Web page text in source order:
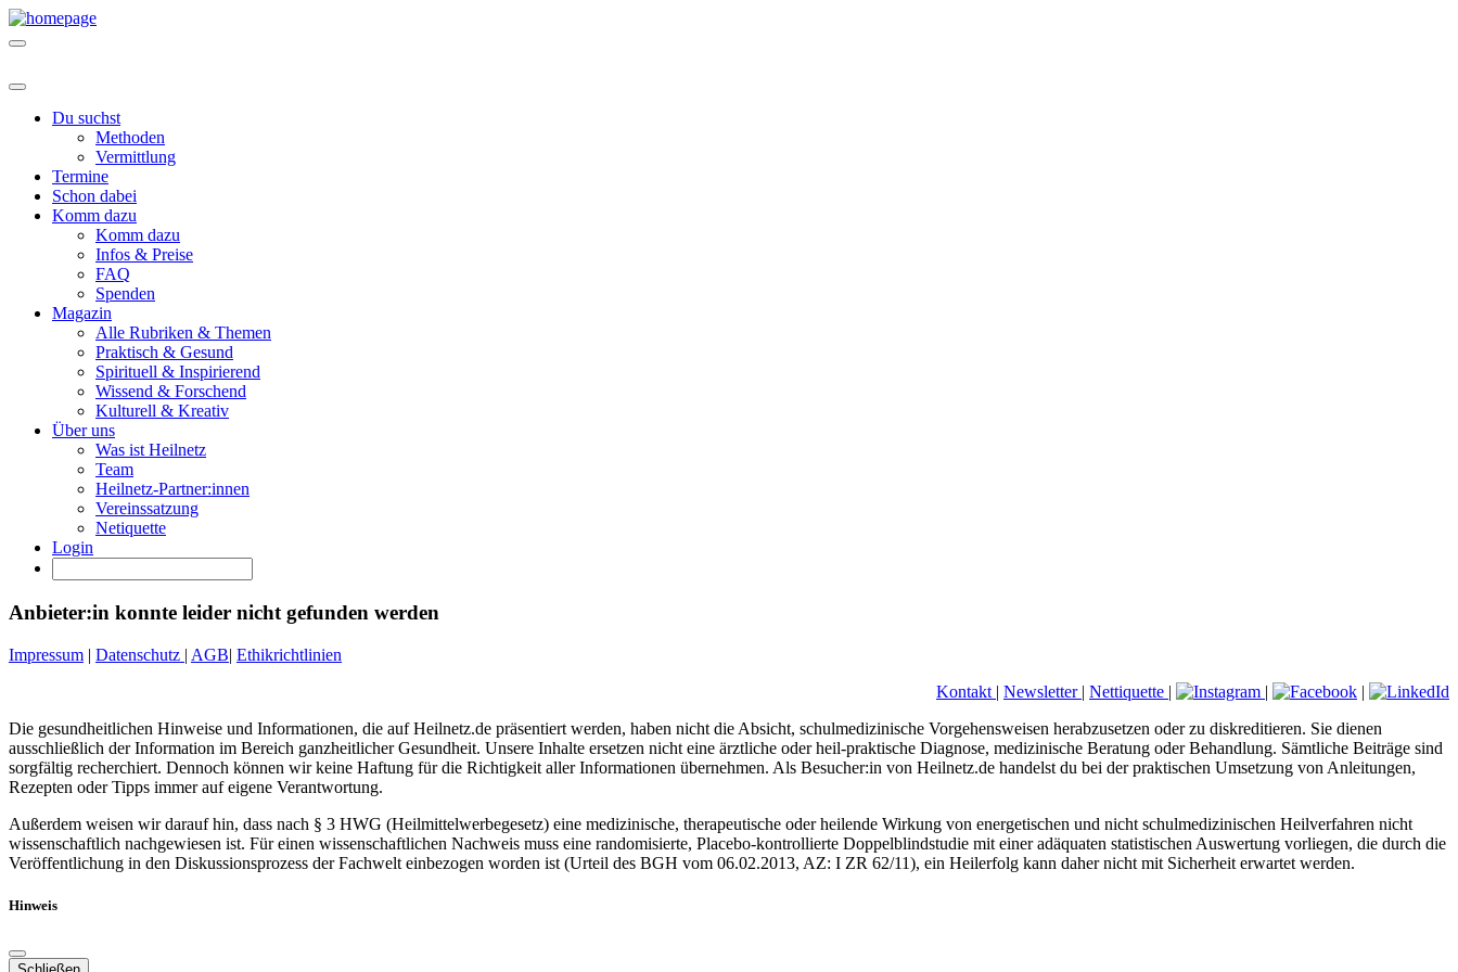
Du suchst
Methoden
Vermittlung
Termine
Schon dabei
Komm dazu
Komm dazu
Infos & Preise
FAQ
Spenden
Magazin
Alle Rubriken & Themen
Praktisch & Gesund
Spirituell & Inspirierend
Wissend & Forschend
Kulturell & Kreativ
Über uns
Was ist Heilnetz
Team
Heilnetz-Partner:innen
Vereinssatzung
Netiquette
Login
Anbieter:in konnte leider nicht gefunden werden
Impressum | Datenschutz | AGB| Ethikrichtlinien
Kontakt | Newsletter | Nettiquette | |
|
Die gesundheitlichen Hinweise und Informationen, die auf Heilnetz.de präsentiert werden, haben nicht die Absicht, schulmedizinische Vorgehensweisen herabzusetzen oder zu diskreditieren. Sie dienen
ausschließlich der Information im Bereich ganzheitlicher Gesundheit. Unsere Inhalte ersetzen nicht eine ärztliche oder heil-praktische Diagnose, medizinische Beratung oder Behandlung. Sämtliche Beiträge sind
sorgfältig recherchiert. Dennoch können wir keine Haftung für die Richtigkeit aller Informationen übernehmen. Als Besucher:in von Heilnetz.de handelst du bei der praktischen Umsetzung von Anleitungen,
Rezepten oder Tipps immer auf eigene Verantwortung.
Außerdem weisen wir darauf hin, dass nach § 3 HWG (Heilmittelwerbegesetz) eine medizinische, therapeutische oder heilende Wirkung von energetischen und nicht schulmedizinischen Heilverfahren nicht
wissenschaftlich nachgewiesen ist. Für einen wissenschaftlichen Nachweis muss eine randomisierte, Placebo-kontrollierte Doppelblindstudie mit einer adäquaten statistischen Auswertung vorliegen, die durch die
Veröffentlichung in den Diskussionsprozess der Fachwelt einbezogen worden ist (Urteil des BGH vom 06.02.2013, AZ: I ZR 62/11), ein Heilerfolg kann daher nicht mit Sicherheit erwartet werden.
Hinweis